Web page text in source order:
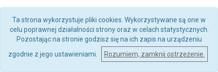
Ta strona wykorzystuje pliki cookies. Wykorzystywane są one w
celu poprawnej działalności strony oraz w celach statystycznych.
Pozostając na stronie godzisz się na ich zapis na urządzeniu
zgodnie z jego ustawieniami.
Rozumiem, zamknij ostrzeżenie.